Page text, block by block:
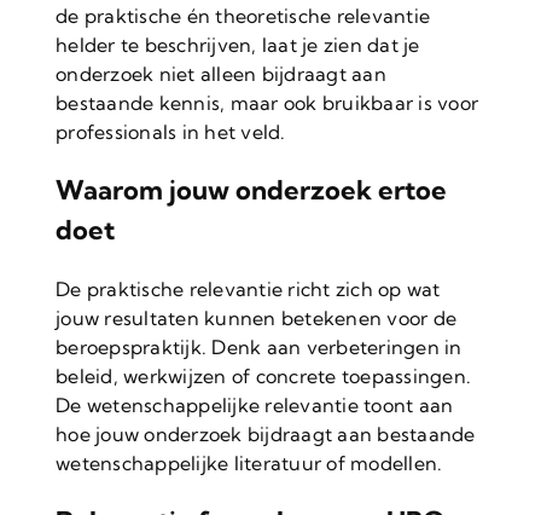
de praktische én theoretische relevantie
helder te beschrijven, laat je zien dat je
onderzoek niet alleen bijdraagt aan
bestaande kennis, maar ook bruikbaar is voor
professionals in het veld.
Waarom jouw onderzoek ertoe
doet
De praktische relevantie richt zich op wat
jouw resultaten kunnen betekenen voor de
beroepspraktijk. Denk aan verbeteringen in
beleid, werkwijzen of concrete toepassingen.
De wetenschappelijke relevantie toont aan
hoe jouw onderzoek bijdraagt aan bestaande
wetenschappelijke literatuur of modellen.